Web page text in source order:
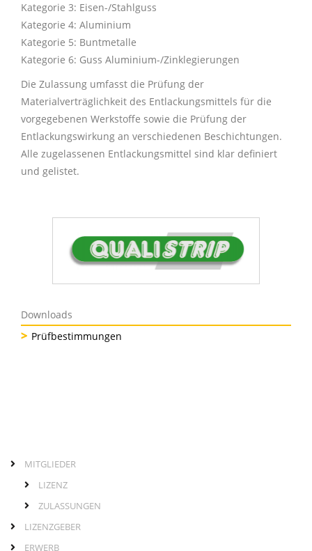
Kategorie 3: Eisen-/Stahlguss
Kategorie 4: Aluminium
Kategorie 5: Buntmetalle
Kategorie 6: Guss Aluminium-/Zinklegierungen
Die Zulassung umfasst die Prüfung der
Materialverträglichkeit des Entlackungsmittels für die
vorgegebenen Werkstoffe sowie die Prüfung der
Entlackungswirkung an verschiedenen Beschichtungen.
Alle zugelassenen Entlackungsmittel sind klar definiert
und gelistet.
Downloads
Prüfbestimmungen
LinksMITGLIEDER
LIZENZ
ZULASSUNGEN
LIZENZGEBER
ERWERB